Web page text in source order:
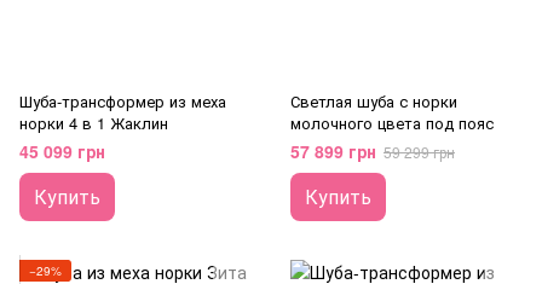
Шуба-трансформер из меха
норки 4 в 1 Жаклин
45 099 грн
Купить
Светлая шуба с норки
молочного цвета под пояс
57 899 грн 59 299 грн
Купить
−29%